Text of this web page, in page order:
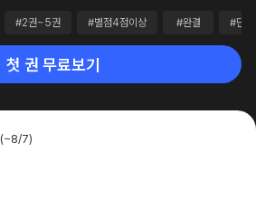
#2권~5권 #별점4점이상 #완결 #단행
첫 권 무료보기
(~8/7)